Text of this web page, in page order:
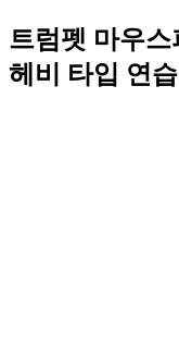
트럼펫 마우스
헤비 타입 연